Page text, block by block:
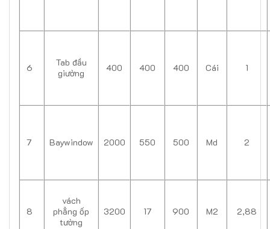
6
Tab đầu
giường
400 400 400 Cái 1
7 Baywindow 2000 550 500 Md 2
8
vách
phẳng ốp
tường
3200 17 900 M2 2,88